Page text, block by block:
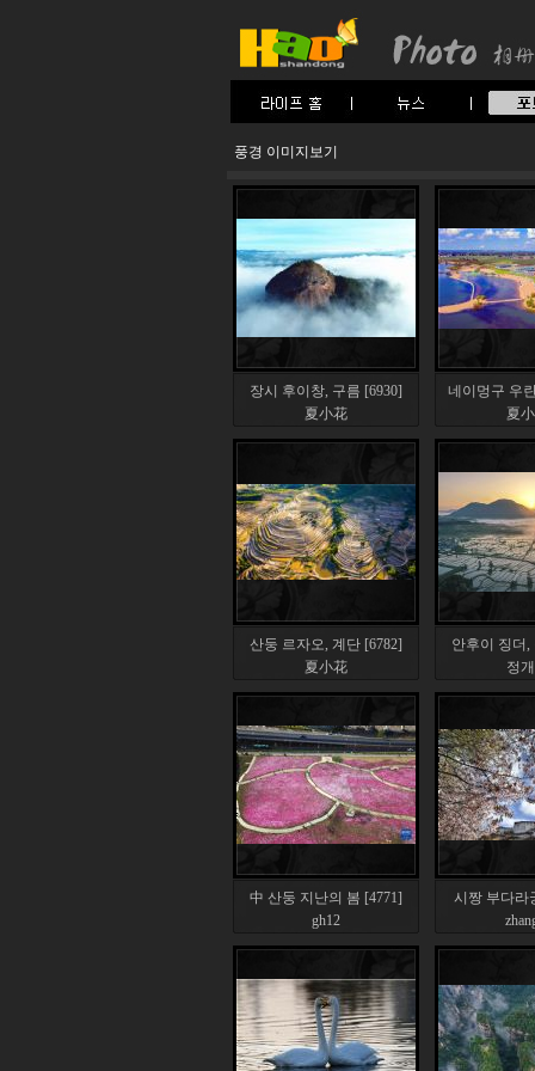
풍경 이미지보기
장시 후이창, 구름 [6930]
夏小花
네이멍구 우
夏
산둥 르자오, 계단 [6782]
夏小花
안후이 징더,
정
中 산둥 지난의 봄 [4771]
gh12
시짱 부다라